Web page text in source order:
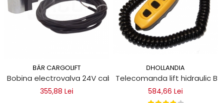
BÄR CARGOLIFT
Bobina electrovalva 24V cablu 5,5 m Bar Cargolift
355,88 Lei
DHOLLANDIA
Telecomanda lift hidraulic
584,66 Lei